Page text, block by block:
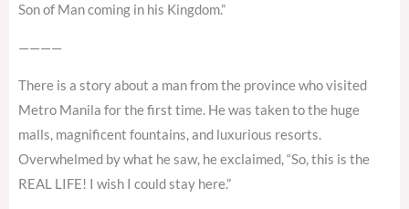
Son of Man coming in his Kingdom.”
————
There is a story about a man from the province who visited
Metro Manila for the first time. He was taken to the huge
malls, magnificent fountains, and luxurious resorts.
Overwhelmed by what he saw, he exclaimed, “So, this is the
REAL LIFE! I wish I could stay here.”